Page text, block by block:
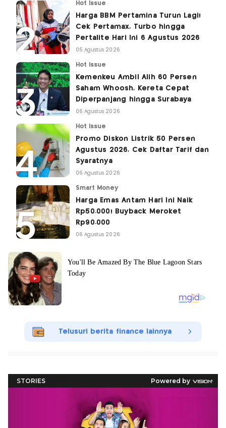
Hot Issue
Harga BBM Pertamina Turun Lagi!
Cek Pertamax, Turbo hingga
Pertalite Hari Ini 6 Agustus 2026
05 Agustus 2026
Hot Issue
Kemenkeu Ambil Alih 60 Persen
Saham Whoosh, Kereta Cepat
Diperpanjang hingga Surabaya
06 Agustus 2026
Hot Issue
Promo Diskon Listrik 50 Persen
Agustus 2026, Cek Daftar Tarif dan
Syaratnya
06 Agustus 2026
Smart Money
Harga Emas Antam Hari Ini Naik
Rp50.000! Buyback Meroket
Rp90.000
06 Agustus 2026
Telusuri berita finance lainnya